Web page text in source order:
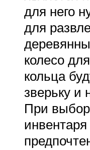
для него
для
колесо
кольца
зверьку и
При